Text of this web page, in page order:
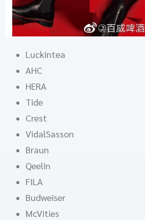
Luckintea
AHC
HERA
Tide
Crest
VidalSasson
Braun
Qeelin
FILA
Budweiser
McVities